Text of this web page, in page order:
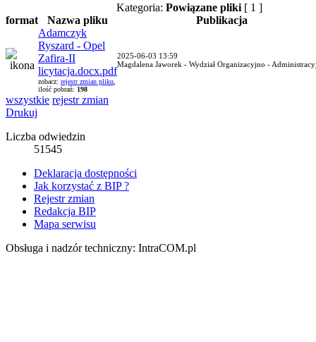
Kategoria: Powiązane pliki [ 1 ]
format
Nazwa pliku
Publikacja
Adamczyk
Ryszard - Opel
Zafira-II
licytacja.docx.pdf
zobacz: rejestr zmian pliku
ilość pobrań: 198
2025-06-03 13:59
Magdalena Jaworek - Wydział Organizacyjno -
wszystkie rejestr zmian
Drukuj
Liczba odwiedzin
51545
Deklaracja dostępności
Jak korzystać z BIP ?
Rejestr zmian
Redakcja BIP
Mapa serwisu
Obsługa i nadzór techniczny: IntraCOM.pl